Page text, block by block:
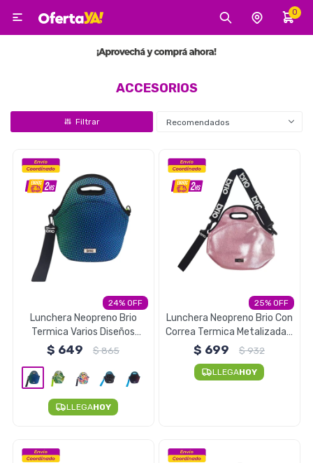
0

ACCESORIOS
Recomendados
24
Lunchera Neopreno Brio
Termica Varios Diseños
Correa Asa - FADEB
$ 649 $865
LLEGAHOY
25
Lunchera Neopreno Brio Con
Correa Termica Metalizada -
Rosa Metalizada y Negro
$ 699 $932
LLEGAHOY
MI CUENTA
Tecnología
Tv, Audio y Video
Tecnología
Gaming
Electrodomésticos
Pequeños electrodomésticos